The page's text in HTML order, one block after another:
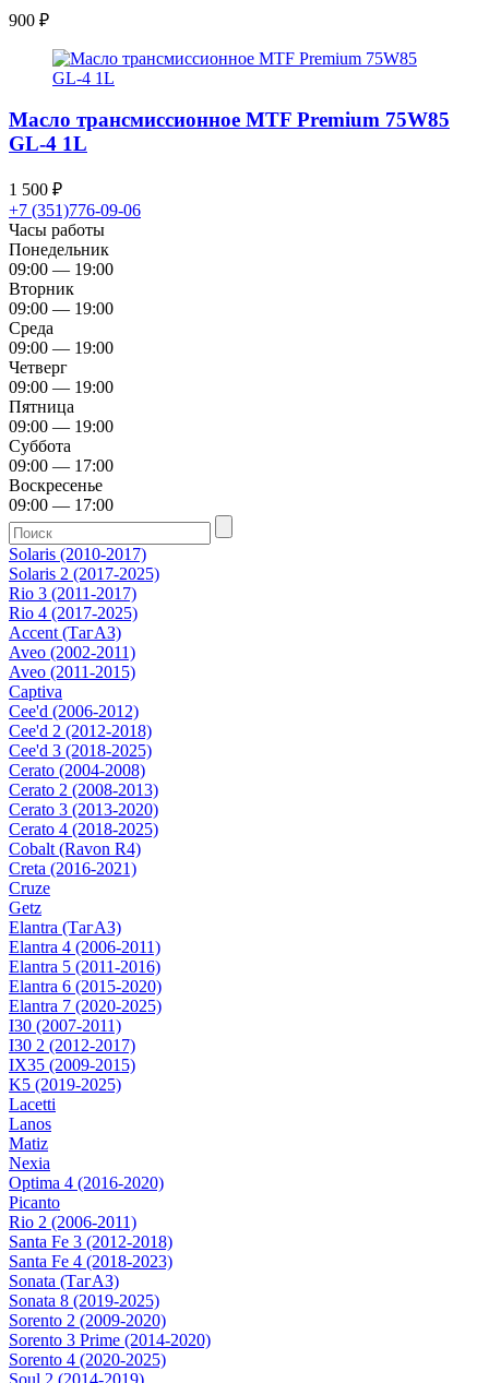
900 ₽
Масло трансмиссионное MTF Premium 75W85
GL-4 1L
1 500 ₽
+7 (351)776-09-06
Часы работы
Понедельник
09:00 — 19:00
Вторник
09:00 — 19:00
Среда
09:00 — 19:00
Четверг
09:00 — 19:00
Пятница
09:00 — 19:00
Суббота
09:00 — 17:00
Воскресенье
09:00 — 17:00
Solaris (2010-2017)
Solaris 2 (2017-2025)
Rio 3 (2011-2017)
Rio 4 (2017-2025)
Accent (ТагАЗ)
Aveo (2002-2011)
Aveo (2011-2015)
Captiva
Cee'd (2006-2012)
Cee'd 2 (2012-2018)
Cee'd 3 (2018-2025)
Cerato (2004-2008)
Cerato 2 (2008-2013)
Cerato 3 (2013-2020)
Cerato 4 (2018-2025)
Cobalt (Ravon R4)
Creta (2016-2021)
Cruze
Getz
Elantra (ТагАЗ)
Elantra 4 (2006-2011)
Elantra 5 (2011-2016)
Elantra 6 (2015-2020)
Elantra 7 (2020-2025)
I30 (2007-2011)
I30 2 (2012-2017)
IX35 (2009-2015)
K5 (2019-2025)
Lacetti
Lanos
Matiz
Nexia
Optima 4 (2016-2020)
Picanto
Rio 2 (2006-2011)
Santa Fe 3 (2012-2018)
Santa Fe 4 (2018-2023)
Sonata (ТагАЗ)
Sonata 8 (2019-2025)
Sorento 2 (2009-2020)
Sorento 3 Prime (2014-2020)
Sorento 4 (2020-2025)
Soul 2 (2014-2019)